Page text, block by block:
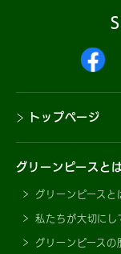
トップページ
グリーンピースと
グリーンピースと
私たちが大切にし
グリーンピースの